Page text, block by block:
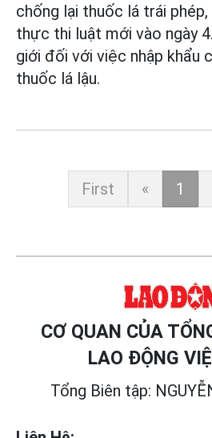
chống lại thuốc lá trái
thực thi luật mới vào ngày
giới đối với việc nhập khẩu
thuốc lá lậu.
First « 1
CƠ QUAN CỦA
LAO ĐỘNG
Tổng Biên tập: